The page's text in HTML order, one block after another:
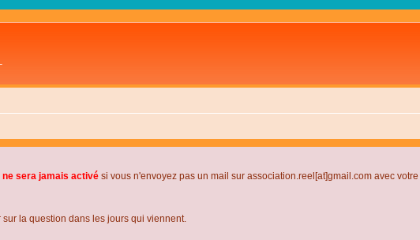
sera jamais activé si vous n'envoyez pas un mail sur association.reel[at]gmail.com avec votre
la question dans les jours qui viennent.